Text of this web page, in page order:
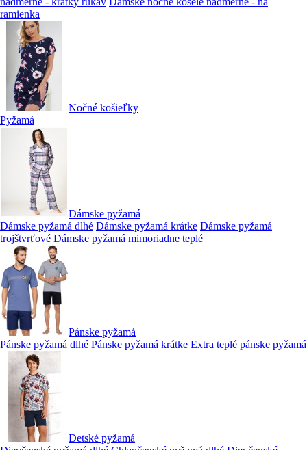
ramienka
Nočné košieľky
Pyžamá
Dámske pyžamá
Dámske pyžamá dlhé Dámske pyžamá krátke Dámske pyžamá
trojštvrťové Dámske pyžamá mimoriadne teplé
Pánske pyžamá
Pánske pyžamá dlhé Pánske pyžamá krátke Extra teplé pánske pyžamá
Detské pyžamá